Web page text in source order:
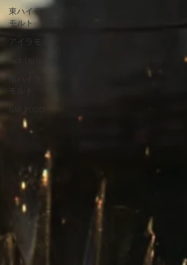
東ハイランド
モルト
アイラモルト
南ハイランド
モルト
BAR FOOD